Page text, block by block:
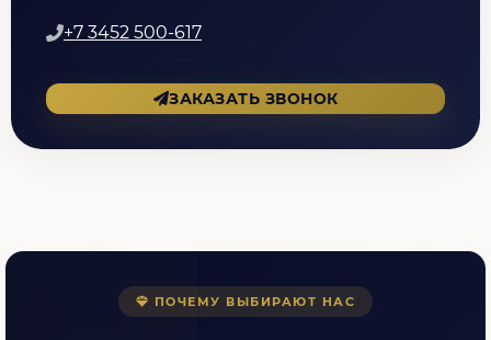
+7 3452 500-617
ЗАКАЗАТЬ ЗВОНОК
ПОЧЕМУ ВЫБИРАЮТ НАС